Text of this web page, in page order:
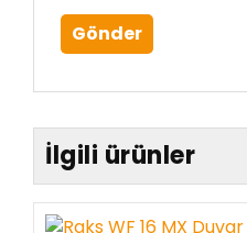
İlgili ürünler